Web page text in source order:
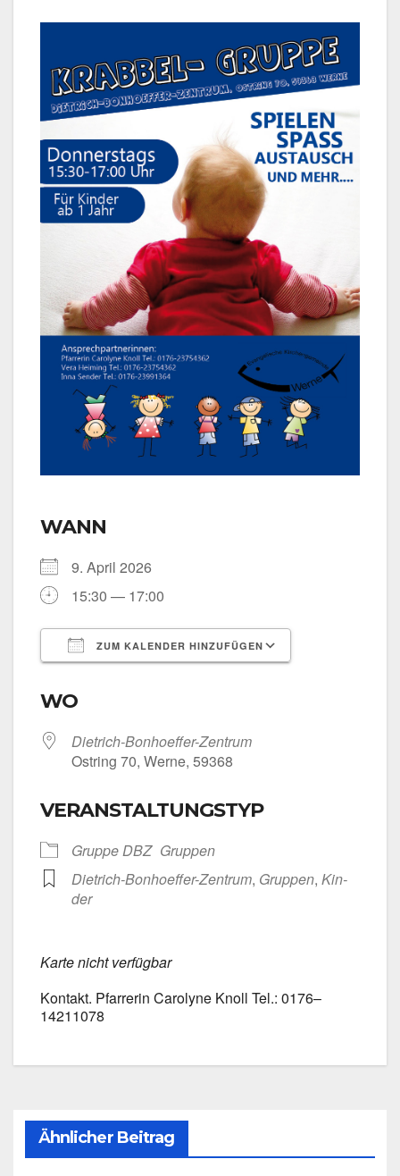
WANN
9. April 2026
15:30 — 17:00
ZUM KALENDER HINZUFÜGEN
WO
Dietrich-Bonhoeffer-Zentrum
Ost­ring 70, Wer­ne, 59368
VERANSTALTUNGSTYP
Grup­pe DBZ Grup­pen
Dietrich-Bonhoeffer-Zentrum, Grup­pen, Kin­
der
Kar­te nicht ver­füg­bar
Kon­takt. Pfar­re­rin Caro­ly­ne Knoll Tel.: 0176–
14211078
Ähnlicher Beitrag